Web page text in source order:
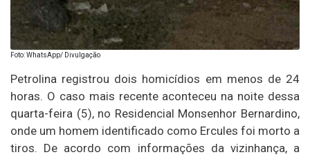
Foto: WhatsApp/ Divulgação
Petrolina registrou dois homicídios em menos de 24
horas. O caso mais recente aconteceu na noite dessa
quarta-feira (5), no Residencial Monsenhor Bernardino,
onde um homem identificado como Ercules foi morto a
tiros. De acordo com informações da vizinhança, a